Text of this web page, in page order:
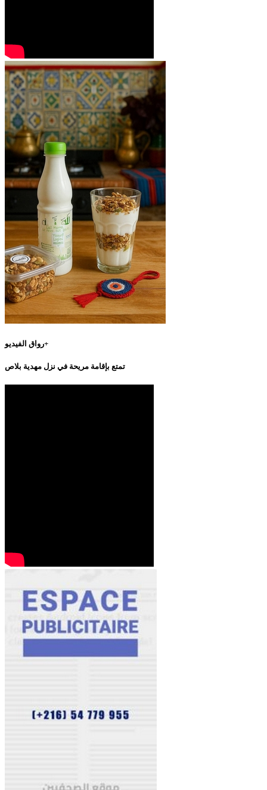
رواق الفيديو+
تمتع بإقامة مريحة في نزل مهدية بلاص